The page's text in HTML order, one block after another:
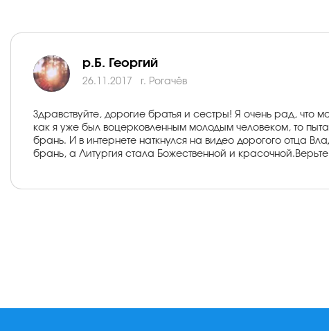
р.Б. Георгий
26.11.2017 г. Рогачёв
Здравствуйте, дорогие братья и сестры! Я очень рад, что
как я уже был воцерковленным молодым человеком, то
брань. И в интернете наткнулся на видео дорогого отца
брань, а Литургия стала Божественной и